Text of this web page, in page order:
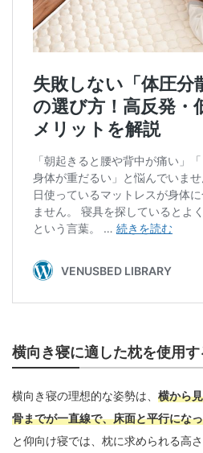
横向き寝に適した枕を使用す
横向き寝の理想的な姿勢は、 横から
骨までが一直線で、床面と平行にな
と仰向け寝では、枕に求められる高